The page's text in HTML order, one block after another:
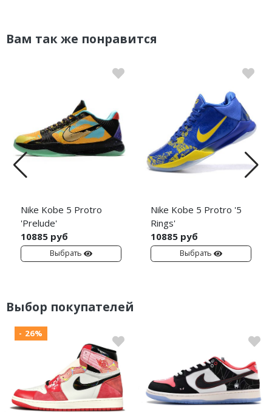
Вам так же понравится
Nike Kobe 5 Protro
'Prelude'
10885 руб
Выбрать
Nike Kobe 5 Protro '5
Rings'
10885 руб
Выбрать
Выбор покупателей
- 26%